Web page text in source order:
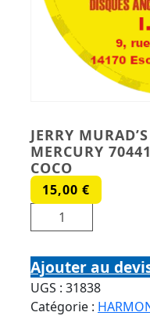
JERRY
MERCURY
COCO
15,00 €
quantité de JERRY
78T25 MERCURY
Ajouter au
UGS : 31838
Catégorie :